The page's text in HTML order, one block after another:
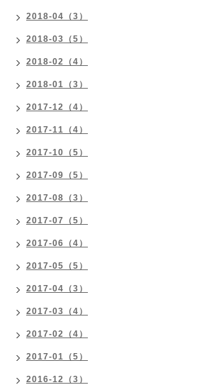
2018-04（3）
2018-03（5）
2018-02（4）
2018-01（3）
2017-12（4）
2017-11（4）
2017-10（5）
2017-09（5）
2017-08（3）
2017-07（5）
2017-06（4）
2017-05（5）
2017-04（3）
2017-03（4）
2017-02（4）
2017-01（5）
2016-12（3）